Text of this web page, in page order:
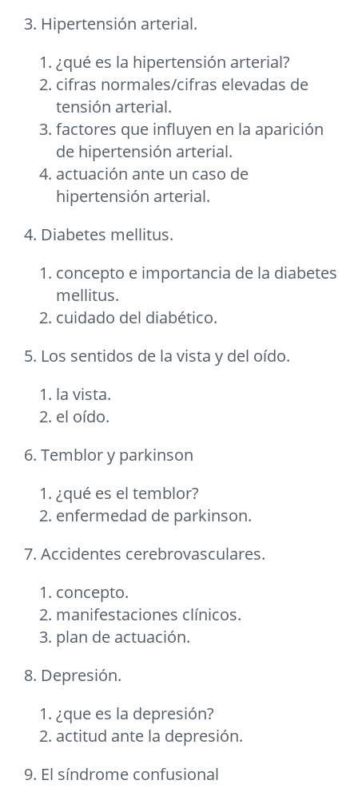
3. Hipertensión arterial.
¿qué es la hipertensión arterial?
cifras normales/cifras elevadas de
tensión arterial.
factores que influyen en la aparición
de hipertensión arterial.
actuación ante un caso de
hipertensión arterial.
4. Diabetes mellitus.
concepto e importancia de la diabetes
mellitus.
cuidado del diabético.
5. Los sentidos de la vista y del oído.
la vista.
el oído.
6. Temblor y parkinson
¿qué es el temblor?
enfermedad de parkinson.
7. Accidentes cerebrovasculares.
concepto.
manifestaciones clínicos.
plan de actuación.
8. Depresión.
¿que es la depresión?
actitud ante la depresión.
9. El síndrome confusional